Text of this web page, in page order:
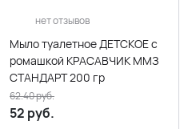
нет отзывов
Мыло туалетное ДЕТСКОЕ с
ромашкой КРАСАВЧИК ММЗ
СТАНДАРТ 200 гр
52 руб.
62.40руб.